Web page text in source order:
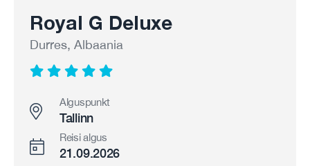
Royal G Deluxe
Durres, Albaania
Alguspunkt
Tallinn
Reisi algus
21.09.2026